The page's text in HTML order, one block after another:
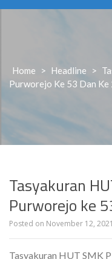
Home > Headline >
Purworejo Ke 53 Dan Ke
Tasyakuran
Purworejo ke
Posted on November 12, 2021
Tasyakuran HUT SMK